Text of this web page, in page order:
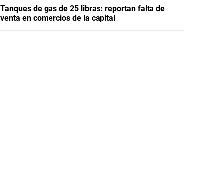
Tanques de gas de 25 libras: reportan falta de
venta en comercios de la capital